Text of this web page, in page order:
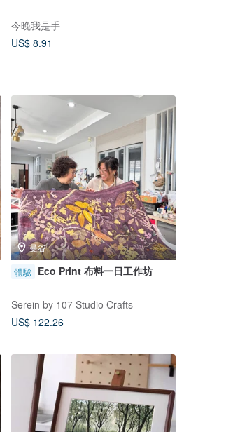
今晚我是手
US$ 8.91
曼谷
體驗 Eco Print 布料一日工作坊
Serein by 107 Studio Crafts
US$ 122.26